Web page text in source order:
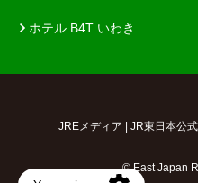
ホテル B4T いわき
JREメディア | JR東日本公
© East Japan